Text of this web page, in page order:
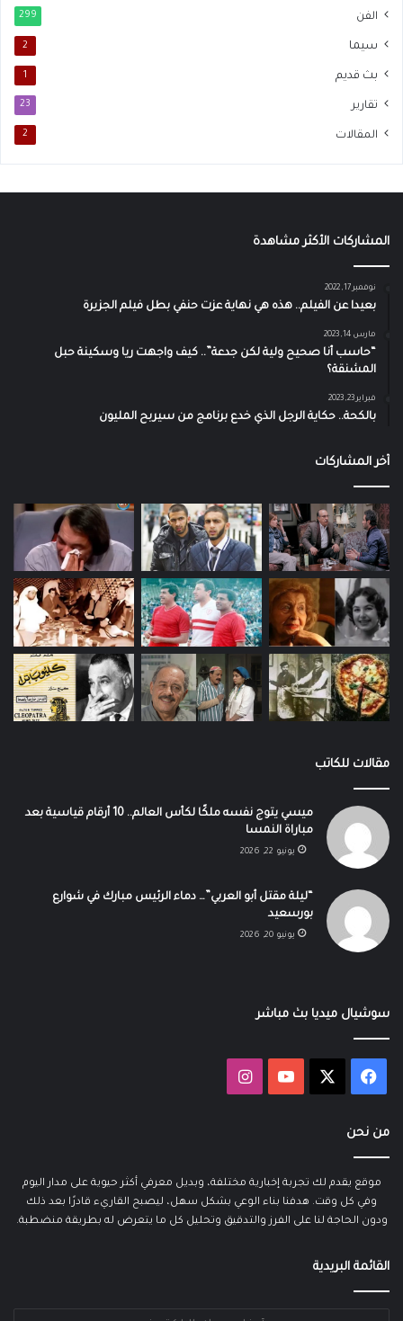
الفن 299
سيما 2
بث قديم 1
تقارير 23
المقالات 2
المشاركات الأكثر مشاهدة
نوفمبر 17, 2022
بعيدا عن الفيلم.. هذه هي نهاية عزت حنفي بطل فيلم الجزيرة
مارس 14, 2023
“حاسب أنا صحيح ولية لكن جدعة”.. كيف واجهت ريا وسكينة حبل
المشنقة؟
فبراير 23, 2023
بالكحة.. حكاية الرجل الذي خدع برنامج من سيربح المليون
آخر المشاركات
مقالات للكاتب
ميسي يتوج نفسه ملكًا لكأس العالم.. 10 أرقام قياسية بعد
مباراة النمسا
يونيو 22, 2026
“ليلة مقتل أبو العربي”… دماء الرئيس مبارك في شوارع
بورسعيد
يونيو 20, 2026
سوشيال ميديا بث مباشر
فيسبوك ‫YouTubeانستقرام
من نحن
موقع يقدم لك تجربة إخبارية مختلفة، وبديل معرفي أكثر حيوية على مدار اليوم
وفي كل وقت. هدفنا بناء الوعي بشكل سهل، ليصبح القاريء قادرًا بعد ذلك
ودون الحاجة لنا على الفرز والتدقيق وتحليل كل ما يتعرض له بطريقة منضطبة.
القائمة البريدية